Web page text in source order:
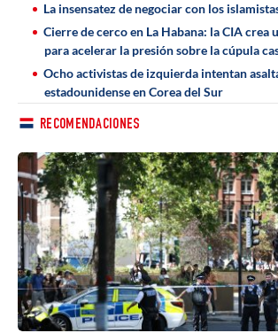
La insensatez de negociar con los
Cierre de cerco en La Habana: la CIA crea
para acelerar la presión sobre la cúpula
Ocho activistas de izquierda intentan
estadounidense en Corea del Sur
RECOMENDACIONES